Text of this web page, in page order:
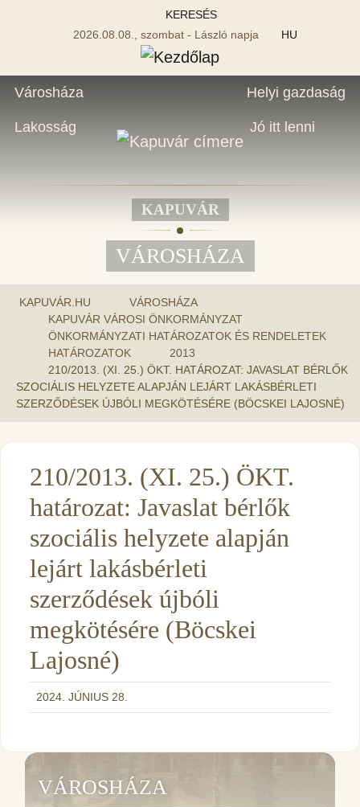
KERESÉS
2026.08.08., szombat - László napja
HU
Városháza
Lakosság
Helyi gazdaság
Jó itt lenni
KAPUVÁR
VÁROSHÁZA
KAPUVÁR.HU
VÁROSHÁZA
KAPUVÁR VÁROSI ÖNKORMÁNYZAT
ÖNKORMÁNYZATI HATÁROZATOK ÉS RENDELETEK
HATÁROZATOK
2013
210/2013. (XI. 25.) ÖKT. HATÁROZAT: JAVASLAT BÉRLŐK
SZOCIÁLIS HELYZETE ALAPJÁN LEJÁRT LAKÁSBÉRLETI
SZERZŐDÉSEK ÚJBÓLI MEGKÖTÉSÉRE (BÖCSKEI LAJOSNÉ)
210/2013. (XI. 25.) ÖKT.
határozat: Javaslat bérlők
szociális helyzete alapján
lejárt lakásbérleti
szerződések újbóli
megkötésére (Böcskei
Lajosné)
2024. JÚNIUS 28.
VÁROSHÁZA